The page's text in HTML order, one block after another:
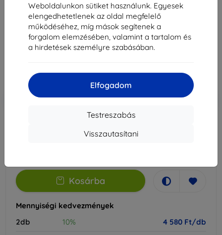
Weboldalunkon sütiket használunk. Egyesek
elengedhetetlenek az oldal megfelelő
működéséhez, míg mások segítenek a
forgalom elemzésében, valamint a tartalom és
a hirdetések személyre szabásában.
Elfogadom
Testreszabás
Visszautasítani
3mk Silky Matt Privacy Védőfólia Vivo X200 Pro
Alkalmas: Vivo X200 Pro
5 089 Ft
4 580 Ft
Ár ÁFA nelkül3 607 Ft
-10% Kedvezmény kuponnalEXTRA10 Kosárba
Külső raktáron > 5 db
Kosárba
Mennyiségi kedvezmények
2db
10% 4 580 Ft/db